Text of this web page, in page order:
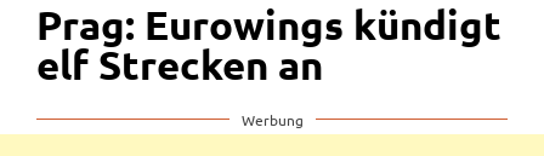
Prag: Eurowings kündigt
elf Strecken an
Werbung